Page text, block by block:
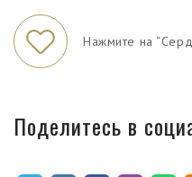
Нажмите на
Поделитесь в